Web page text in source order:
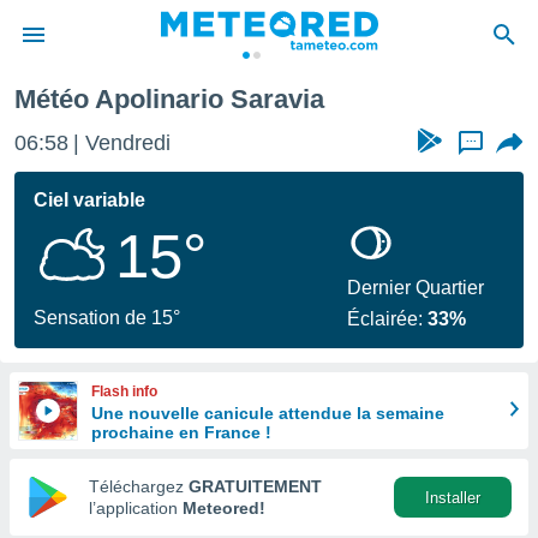
de
en
Météo Apolinario Saravia
06:58 Vendredi ...
Ciel variable
15°
Sensation de 15°
Dernier Quartier
Éclairée:33%
Flash info
Une nouvelle canicule attendue la semaine
prochaine en France !
Téléchargez GRATUITEMENT
l’application Meteored!
Installer